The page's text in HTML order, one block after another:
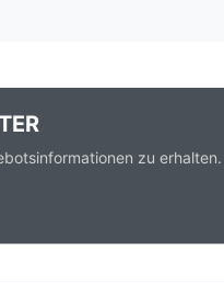
zu erhalten.